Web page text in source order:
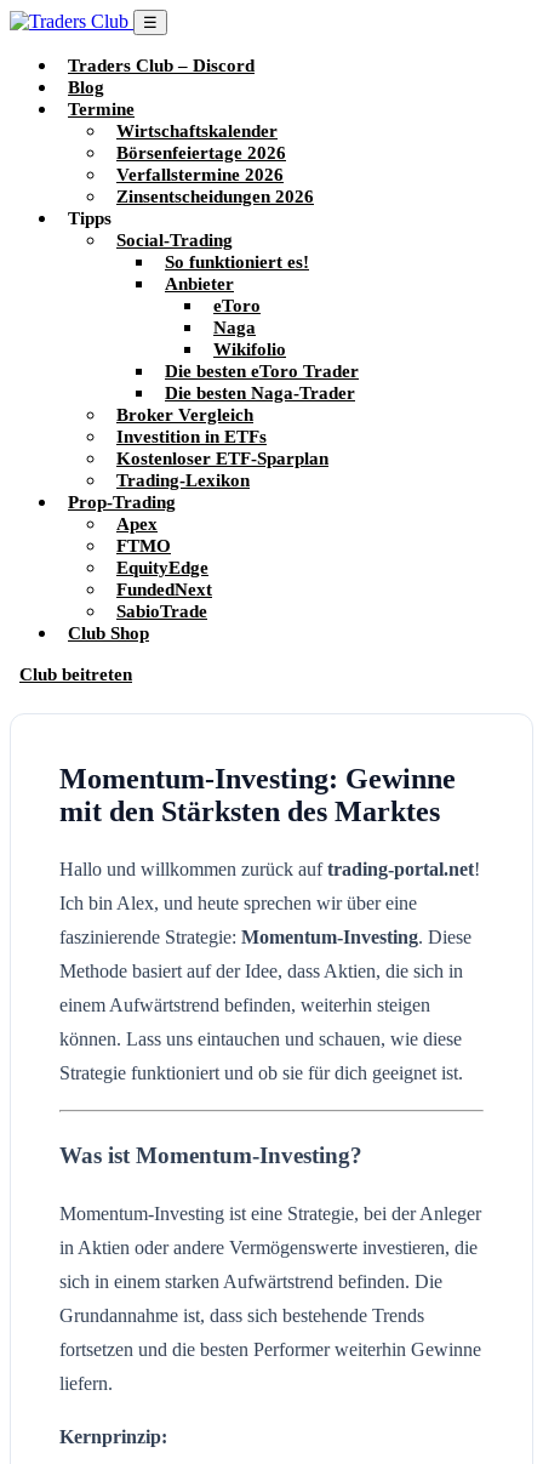
☰
Traders Club – Discord
Blog
Termine
Wirtschaftskalender
Börsenfeiertage 2026
Verfallstermine 2026
Zinsentscheidungen 2026
Tipps
Social-Trading
So funktioniert es!
Anbieter
eToro
Naga
Wikifolio
Die besten eToro Trader
Die besten Naga-Trader
Broker Vergleich
Investition in ETFs
Kostenloser ETF-Sparplan
Trading-Lexikon
Prop-Trading
Apex
FTMO
EquityEdge
FundedNext
SabioTrade
Club Shop
Club beitreten
Momentum-Investing: Gewinne
mit den Stärksten des Marktes
Hallo und willkommen zurück auftrading-portal.net!
Ich bin Alex, und heute sprechen wir über eine
faszinierende Strategie: Momentum-Investing. Diese
Methode basiert auf der Idee, dass Aktien, die sich in
einem Aufwärtstrend befinden, weiterhin steigen
können. Lass uns eintauchen und schauen, wie diese
Strategie funktioniert und ob sie für dich geeignet ist.
Was ist Momentum-Investing?
Momentum-Investing ist eine Strategie, bei der Anleger
in Aktien oder andere Vermögenswerte investieren, die
sich in einem starken Aufwärtstrend befinden. Die
Grundannahme ist, dass sich bestehende Trends
fortsetzen und die besten Performer weiterhin Gewinne
liefern.
Kernprinzip: